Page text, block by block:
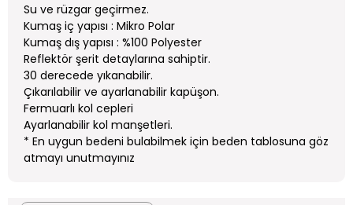
Su ve rüzgar geçirmez.
Kumaş iç yapısı : Mikro Polar
Kumaş dış yapısı : %100 Polyester
Reflektör şerit detaylarına sahiptir.
30 derecede yıkanabilir.
Çıkarılabilir ve ayarlanabilir kapüşon.
Fermuarlı kol cepleri
Ayarlanabilir kol manşetleri.
* En uygun bedeni bulabilmek için beden tablosuna göz
atmayı unutmayınız